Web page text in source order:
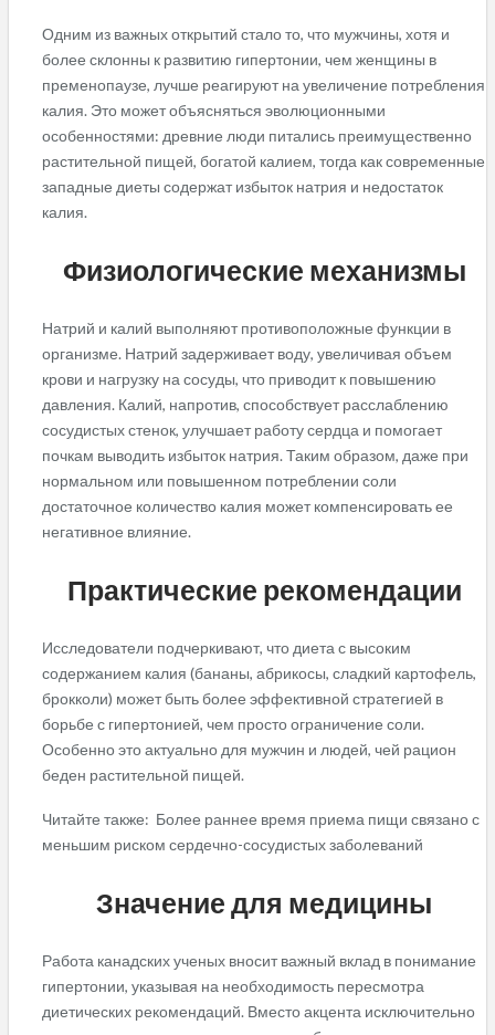
Одним из важных открытий стало то, что мужчины, хотя и
более склонны к развитию гипертонии, чем женщины в
пременопаузе, лучше реагируют на увеличение потребления
калия. Это может объясняться эволюционными
особенностями: древние люди питались преимущественно
растительной пищей, богатой калием, тогда как современные
западные диеты содержат избыток натрия и недостаток
калия.
Физиологические механизмы
Натрий и калий выполняют противоположные функции в
организме. Натрий задерживает воду, увеличивая объем
крови и нагрузку на сосуды, что приводит к повышению
давления. Калий, напротив, способствует расслаблению
сосудистых стенок, улучшает работу сердца и помогает
почкам выводить избыток натрия. Таким образом, даже при
нормальном или повышенном потреблении соли
достаточное количество калия может компенсировать ее
негативное влияние.
Практические рекомендации
Исследователи подчеркивают, что диета с высоким
содержанием калия (бананы, абрикосы, сладкий картофель,
брокколи) может быть более эффективной стратегией в
борьбе с гипертонией, чем просто ограничение соли.
Особенно это актуально для мужчин и людей, чей рацион
беден растительной пищей.
Читайте также: Более раннее время приема пищи связано с
меньшим риском сердечно-сосудистых заболеваний
Значение для медицины
Работа канадских ученых вносит важный вклад в понимание
гипертонии, указывая на необходимость пересмотра
диетических рекомендаций. Вместо акцента исключительно